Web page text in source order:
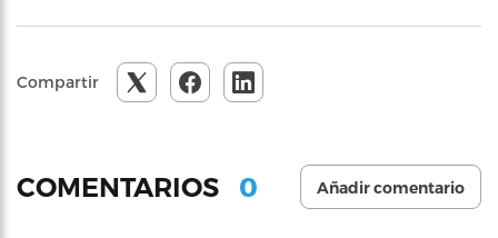
Compartir
COMENTARIOS 0 Añadir comentario